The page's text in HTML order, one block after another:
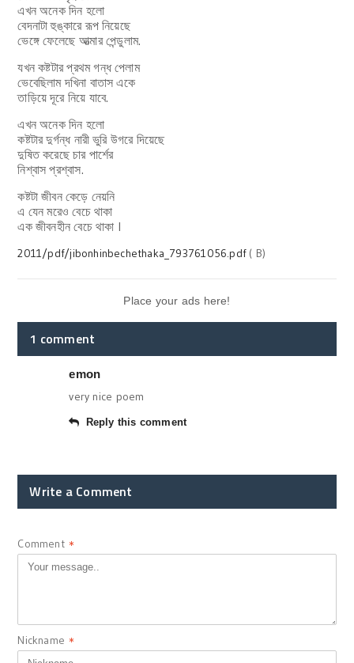
এখন অনেক দিন হলো
বেদনাটা হুঙ্কারে রূপ নিয়েছে
ভেঙ্গে ফেলেছে আত্মার পেন্ডুলাম.
যখন কষ্টটার প্রথম গন্ধ পেলাম
ভেবেছিলাম দখিনা বাতাস একে
তাড়িয়ে দূরে নিয়ে যাবে.
এখন অনেক দিন হলো
কষ্টটার দুর্গন্ধ নারী ভুরি উগরে দিয়েছে
দুষিত করেছে চার পার্শের
নিশ্বাস প্রশ্বাস.
কষ্টটা জীবন কেড়ে নেয়নি
এ যেন মরেও বেচে থাকা
এক জীবনহীন বেচে থাকা I
2011/pdf/jibonhinbechethaka_793761056.pdf ( B)
Place your ads here!
1 comment
emon
very nice poem
Reply this comment
Write a Comment
Comment *
Nickname *